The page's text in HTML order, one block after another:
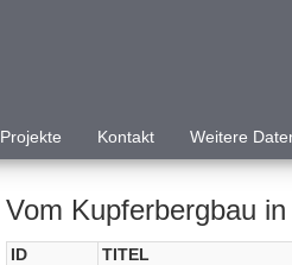
Projekte Kontakt Weitere
Vom Kupferbergbau
ID TITEL